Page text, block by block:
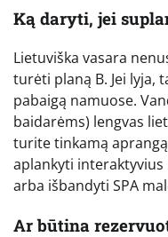
Ką daryti, jei
Lietuviška vasara
turėti planą B. Jei lyja,
pabaigą namuose.
baidarėms) lengvas
turite tinkamą
aplankyti
arba išbandyti SPA
Ar būtina